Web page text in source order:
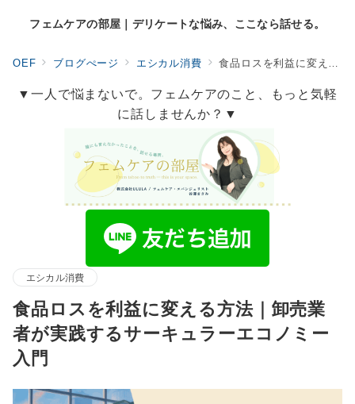
フェムケアの部屋｜デリケートな悩み、ここなら話せる。
OEF ブログぺージ エシカル消費 食品ロスを利益に変える方法｜卸売業者が実践するサーキュラーエコノミー入門
▼一人で悩まないで。フェムケアのこと、もっと気軽
に話しませんか？▼
エシカル消費
食品ロスを利益に変える方法｜卸売業
者が実践するサーキュラーエコノミー
入門